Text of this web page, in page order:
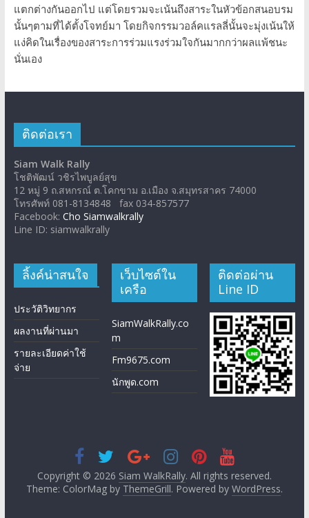
แตกต่างกันออกไป แต่โดยรวมจะเน้นถึงสาระในหัวข้อกสนอบรม
นั้นๆตามที่ได้ตั้งโจทย์มา โดยกิจกรรมวอล์คแรลลี่นั้นจะมุ่งเน้นให้
แง่คิดในเรื่องของสาระการร่วมแรงร่วมใจกันมากกว่าผลแพ้ชนะ
นั่นเอง
ติดต่อเรา
Siam Walk Rally
โชติพัฒน์ วชิรไพบูลย์สุข
12 หมู่ 9 ถ.สหกรณ์ ต.โคกขาม อ.เมือง จ.สมุทรสาคร 74000
โทรศัพท์ 081-8134848 fax 034-857577
Facebook: Cho Siamwalkrally
Line ID: siamwalkrally
ลิ้งค์น่าสนใจ
ประวัติวิทยากร
ผลงานที่ผ่านมา
รายละเอียดค่าใช้
จ่าย
เว็บไซต์ใน
เครือ
SiamWalkRally.co
m
Fm9675.com
นักพูด.com
ติดต่อผ่าน
Line ID
Copyright © 2026 Siam WalkRally. All rights reserved.
Theme: ColorMag by ThemeGrill. Powered by WordPress.